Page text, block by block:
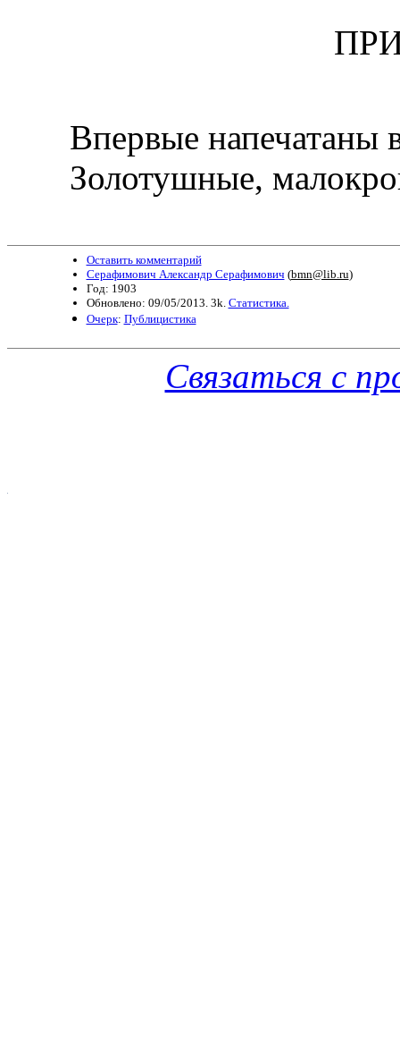
Впервые напечатаны
Золотушные,
Оставить комментарий
Серафимович Александр Серафимович (bmn@lib.ru)
Год: 1903
Обновлено: 09/05/2013. 3k. Статистика.
Очерк: Публицистика
Связаться с